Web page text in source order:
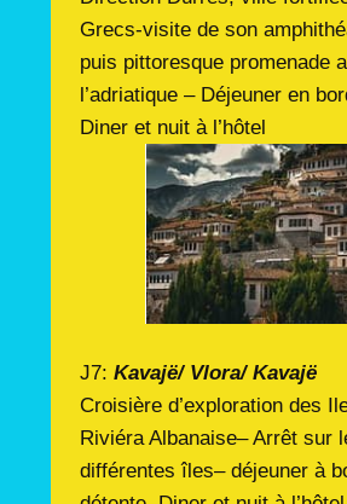
Grecs-visite de son
puis pittoresque promenade
l’adriatique – Déjeuner en
Diner et nuit à l’hôtel
J7: Kavajë/ Vlora/ Kavajë
Croisière d’exploration des
Riviéra Albanaise– Arrêt sur
différentes îles– déjeuner à